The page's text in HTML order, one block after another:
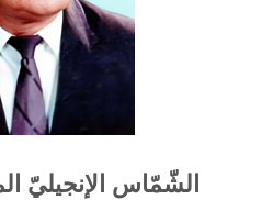
الشّمّاس الإنجيليّ